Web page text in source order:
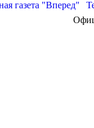
газета "Вперед"